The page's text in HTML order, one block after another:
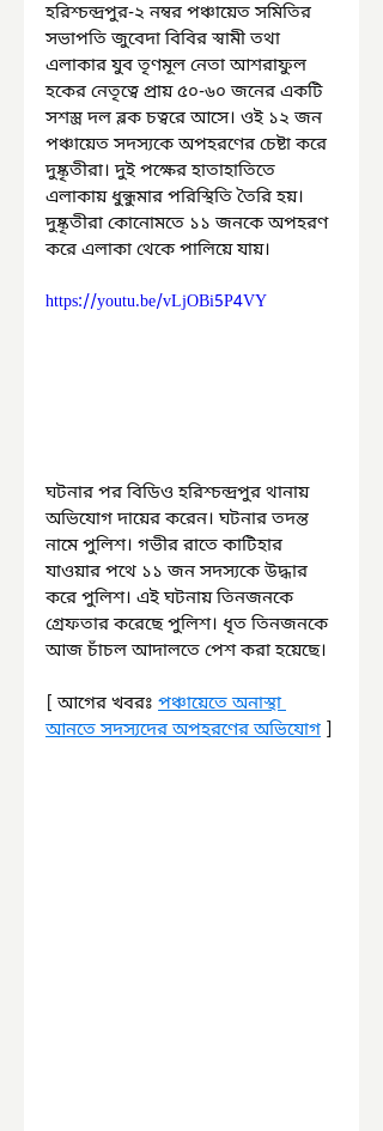
হরিশ্চন্দ্রপুর-২ নম্বর পঞ্চায়েত সমিতির
সভাপতি জুবেদা বিবির স্বামী তথা
এলাকার যুব তৃণমূল নেতা আশরাফুল
হকের নেতৃত্বে প্রায় ৫০-৬০ জনের একটি
সশস্ত্র দল ব্লক চত্বরে আসে। ওই ১২ জন
পঞ্চায়েত সদস্যকে অপহরণের চেষ্টা করে
দুষ্কৃতীরা। দুই পক্ষের হাতাহাতিতে
এলাকায় ধুন্ধুমার পরিস্থিতি তৈরি হয়।
দুষ্কৃতীরা কোনোমতে ১১ জনকে অপহরণ
করে এলাকা থেকে পালিয়ে যায়।
https://youtu.be/vLjOBi5P4VY
ঘটনার পর বিডিও হরিশ্চন্দ্রপুর থানায়
অভিযোগ দায়ের করেন। ঘটনার তদন্ত
নামে পুলিশ। গভীর রাতে কাটিহার
যাওয়ার পথে ১১ জন সদস্যকে উদ্ধার
করে পুলিশ। এই ঘটনায় তিনজনকে
গ্রেফতার করেছে পুলিশ। ধৃত তিনজনকে
আজ চাঁচল আদালতে পেশ করা হয়েছে।
[ আগের খবরঃ পঞ্চায়েতে অনাস্থা
আনতে সদস্যদের অপহরণের অভিযোগ ]